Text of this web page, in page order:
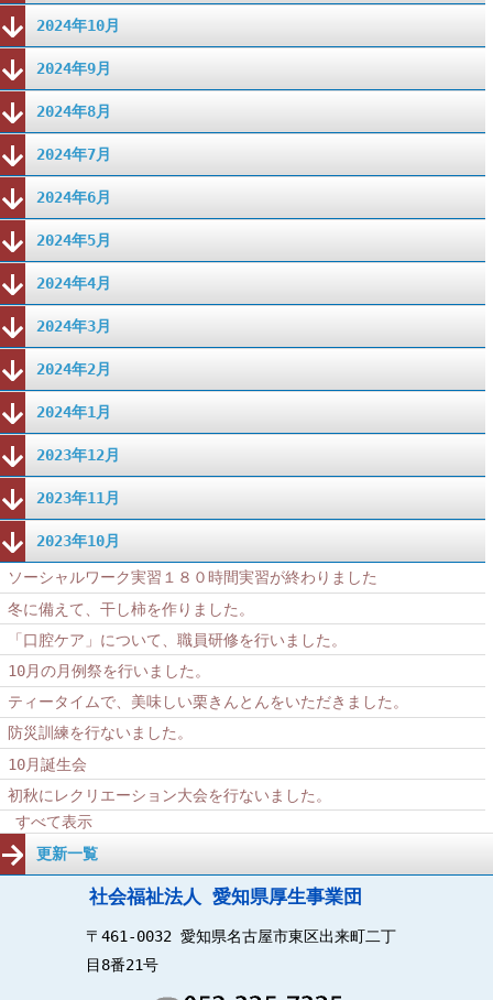
2024年10月
2024年9月
2024年8月
2024年7月
2024年6月
2024年5月
2024年4月
2024年3月
2024年2月
2024年1月
2023年12月
2023年11月
2023年10月
ソーシャルワーク実習１８０時間実習が終わりました
冬に備えて、干し柿を作りました。
「口腔ケア」について、職員研修を行いました。
10月の月例祭を行いました。
ティータイムで、美味しい栗きんとんをいただきました。
防災訓練を行ないました。
10月誕生会
初秋にレクリエーション大会を行ないました。
すべて表示
更新一覧
社会福祉法人 愛知県厚生事業団
〒461-0032 愛知県名古屋市東区出来町二丁
目8番21号